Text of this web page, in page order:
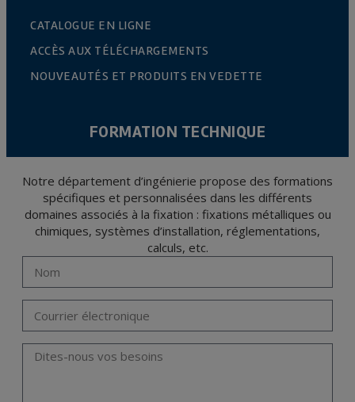
CATALOGUE EN LIGNE
ACCÈS AUX TÉLÉCHARGEMENTS
NOUVEAUTÉS ET PRODUITS EN VEDETTE
FORMATION TECHNIQUE
Notre département d’ingénierie propose des formations
spécifiques et personnalisées dans les différents
domaines associés à la fixation : fixations métalliques ou
chimiques, systèmes d’installation, réglementations,
calculs, etc.